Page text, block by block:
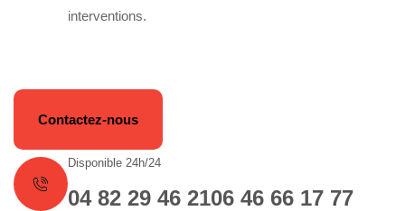
interventions.
Contactez-nous
Disponible 24h/24
04 82 29 46 2106 46 66 17 77